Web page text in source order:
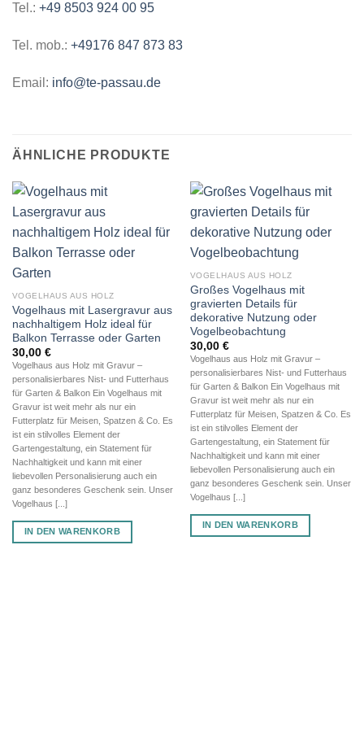
Tel.: +49 8503 924 00 95
Tel. mob.: +49176 847 873 83
Email: info@te-passau.de
ÄHNLICHE PRODUKTE
VOGELHAUS AUS HOLZ
Vogelhaus mit Lasergravur aus
nachhaltigem Holz ideal für
Balkon Terrasse oder Garten
30,00 €
Vogelhaus aus Holz mit Gravur –
personalisierbares Nist- und Futterhaus
für Garten & Balkon Ein Vogelhaus mit
Gravur ist weit mehr als nur ein
Futterplatz für Meisen, Spatzen & Co. Es
ist ein stilvolles Element der
Gartengestaltung, ein Statement für
Nachhaltigkeit und kann mit einer
liebevollen Personalisierung auch ein
ganz besonderes Geschenk sein. Unser
Vogelhaus [...]
IN DEN WARENKORB
VOGELHAUS AUS HOLZ
Großes Vogelhaus mit
gravierten Details für
dekorative Nutzung oder
Vogelbeobachtung
30,00 €
Vogelhaus aus Holz mit Gravur –
personalisierbares Nist- und Futterhaus
für Garten & Balkon Ein Vogelhaus mit
Gravur ist weit mehr als nur ein
Futterplatz für Meisen, Spatzen & Co. Es
ist ein stilvolles Element der
Gartengestaltung, ein Statement für
Nachhaltigkeit und kann mit einer
liebevollen Personalisierung auch ein
ganz besonderes Geschenk sein. Unser
Vogelhaus [...]
IN DEN WARENKORB